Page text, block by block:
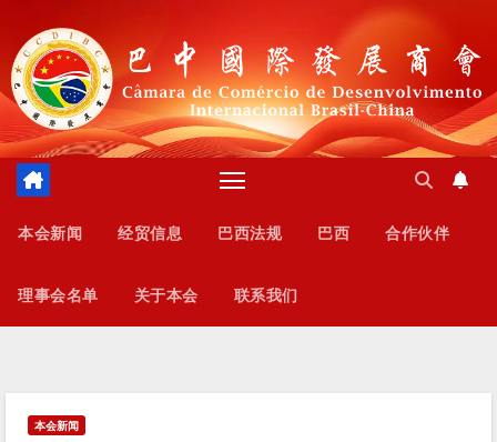
内
本会新闻 经贸信息 巴西法规 巴西 合作伙伴
理事会名单 关于本会 联系我们
本会新闻